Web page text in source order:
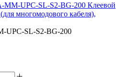
MM-UPC-SL-S2-BG-200 Клеевой
многомодового кабеля),
UPC-SL-S2-BG-200